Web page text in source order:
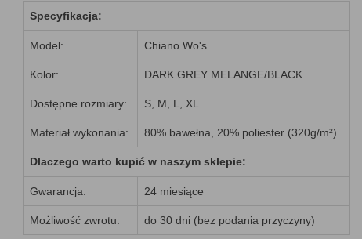
Specyfikacja:
Model: Chiano Wo's
Kolor: DARK GREY MELANGE/BLACK
Dostępne rozmiary: S, M, L, XL
Materiał wykonania: 80% bawełna, 20% poliester (320g/m²)
Dlaczego warto kupić w naszym sklepie:
Gwarancja: 24 miesiące
Możliwość zwrotu: do 30 dni (bez podania przyczyny)